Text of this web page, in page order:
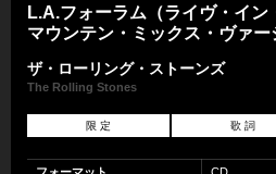
L.A.フォーラム（ライヴ・イ
マウンテン・ミックス・ヴァ
ザ・ローリング・ストーンズ
The Rolling Stones
限 定 歌 詞